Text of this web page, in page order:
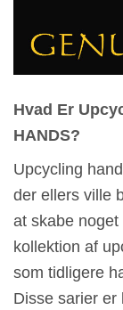
Hvad Er
HANDS?
Upcycling
der ellers ville
at skabe
kollektion af
som tidligere
Disse sarier